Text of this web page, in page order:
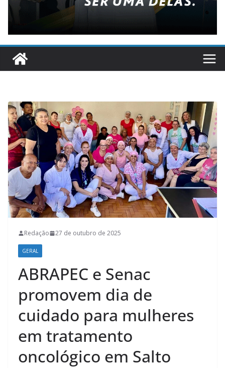
Redação 27 de outubro de 2025
GERAL
ABRAPEC e Senac
promovem dia de
cuidado para mulheres
em tratamento
oncológico em Salto